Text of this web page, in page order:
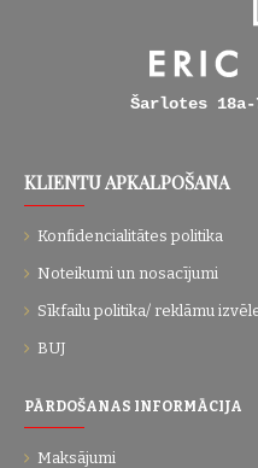
Šarlotes
KLIENTU APKALPOŠANA
Konfidencialitātes politika
Noteikumi un nosacījumi
Sīkfailu politika/ reklāmu
BUJ
PĀRDOŠANAS INFORMĀCIJA
Maksājumi